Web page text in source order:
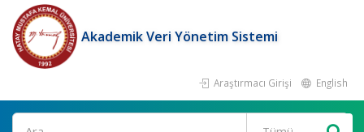
Akademik Veri Yönetim Sistemi
Araştırmacı Girişi English
Ara